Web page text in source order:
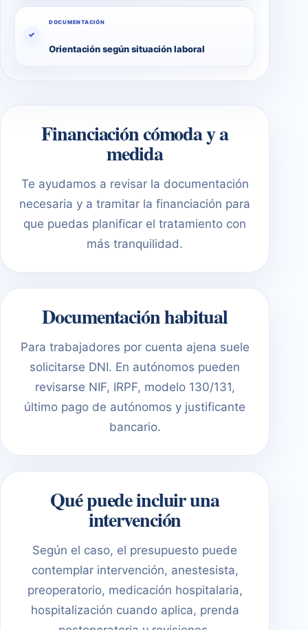
✓
DOCUMENTACIÓN
Orientación según situación laboral
Financiación cómoda y a
medida
Te ayudamos a revisar la documentación
necesaria y a tramitar la financiación para
que puedas planificar el tratamiento con
más tranquilidad.
Documentación habitual
Para trabajadores por cuenta ajena suele
solicitarse DNI. En autónomos pueden
revisarse NIF, IRPF, modelo 130/131,
último pago de autónomos y justificante
bancario.
Qué puede incluir una
intervención
Según el caso, el presupuesto puede
contemplar intervención, anestesista,
preoperatorio, medicación hospitalaria,
hospitalización cuando aplica, prenda